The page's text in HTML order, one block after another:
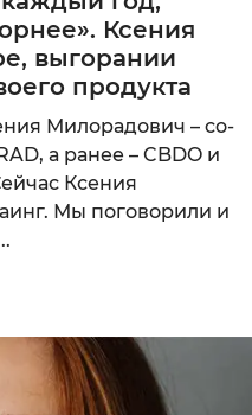
Ксения
выгорании
продукта
Милорадович – co-
а ранее – CBDO и
Ксения
Мы поговорили и